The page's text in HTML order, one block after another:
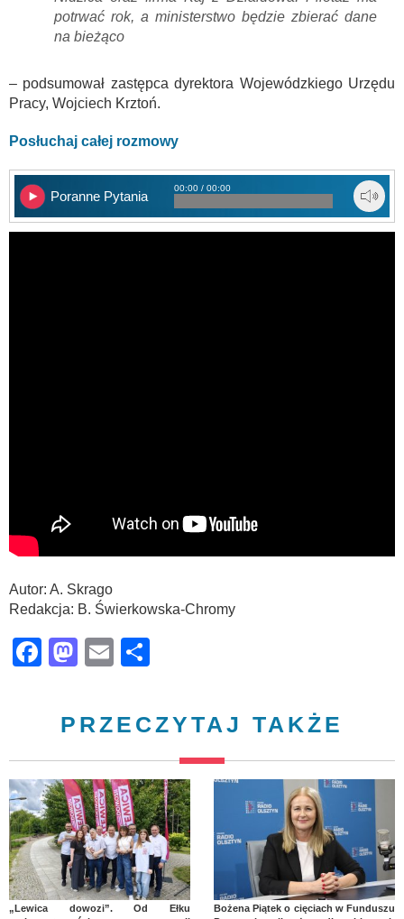
potrwać rok, a ministerstwo będzie zbierać dane
na bieżąco
– podsumował zastępca dyrektora Wojewódzkiego Urzędu
Pracy, Wojciech Krztoń.
Posłuchaj całej rozmowy
Poranne Pytania
00:00 / 00:00
Autor: A. Skrago
Redakcja: B. Świerkowska-Chromy
Facebook
Mastodon
Email
PRZECZYTAJ TAKŻE
„Lewica dowozi”. Od Ełku
Bożena Piątek o cięciach w Funduszu